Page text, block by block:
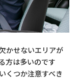
かせないエリアが
方は多いのです
くつか注意すべき